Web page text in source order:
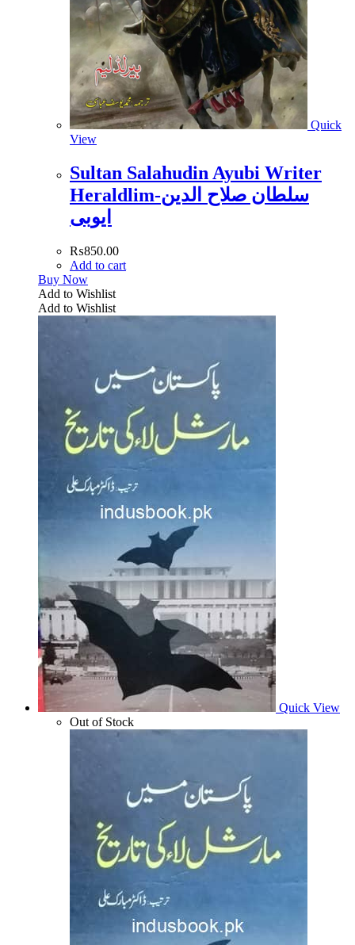
Quick
View
Sultan Salahudin Ayubi Writer
Heraldlim-سلطان صلاح الدین
ایوبی
₨850.00
Add to cart
Buy Now
Add to Wishlist
Add to Wishlist
Quick View
Out of Stock